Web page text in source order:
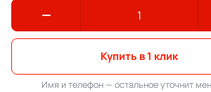
Купить в 1 клик
Имя и телефон — остальное уточнит